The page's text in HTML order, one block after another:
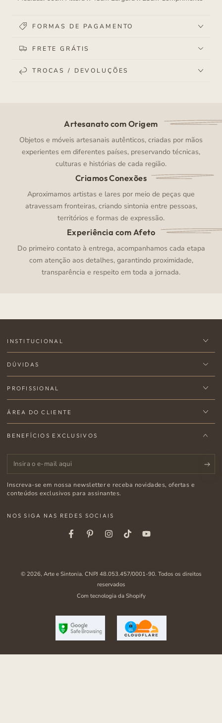
FORMAS DE PAGAMENTO
FRETE GRÁTIS
TROCAS / DEVOLUÇÕES
Artesanato com Origem
Objetos e móveis artesanais autênticos, criadas por mãos
experientes em diferentes países, preservando técnicas,
culturas e histórias de cada região.
Criamos Conexões
Aproximamos artistas e lares por meio de peças que
atravessam fronteiras, criando sintonia entre pessoas,
territórios e formas de expressão.
Experiência com Afeto
Do primeiro contato à entrega, acompanhamos cada etapa
com atenção aos detalhes, garantindo proximidade,
transparência e respeito em toda a jornada.
INSTITUCIONAL
DÚVIDAS
PROFISSIONAL
ÁREA DO CLIENTE
BENEFÍCIOS EXCLUSIVOS
Insira
o
e-
Inscreva-se em nossa newsletter e receba novidades, ofertas e
conteúdos exclusivos para assinantes.
NOS SIGA NAS REDES SOCIAIS
FacebookPinterestInstagramTiktokYoutube
© 2026, Arte e Sintonia. CNPJ 48.053.457/0001-90. Todos os direitos
reservados
Com tecnologia da Shopify